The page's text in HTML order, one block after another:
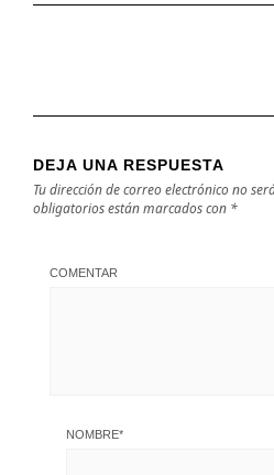
DEJA UNA RESPUESTA
Tu dirección de correo electrónico no
obligatorios están marcados con *
COMENTAR
NOMBRE*